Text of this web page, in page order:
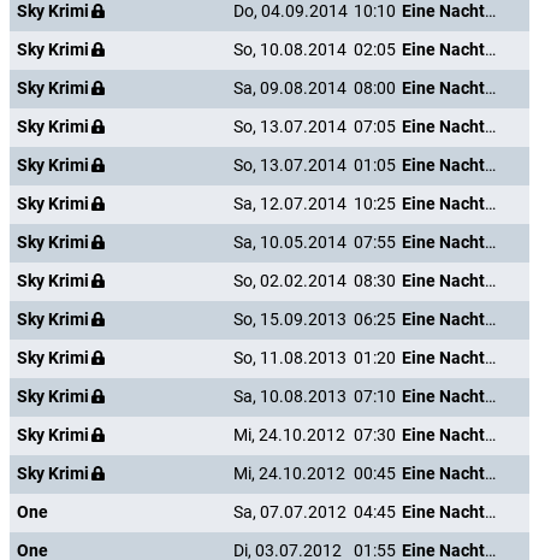
Sky Krimi
Do, 04.09.2014 10:10
Eine Nacht im Grandhotel
Sky Krimi
So, 10.08.2014 02:05
Eine Nacht im Grandhotel
Sky Krimi
Sa, 09.08.2014 08:00
Eine Nacht im Grandhotel
Sky Krimi
So, 13.07.2014 07:05
Eine Nacht im Grandhotel
Sky Krimi
So, 13.07.2014 01:05
Eine Nacht im Grandhotel
Sky Krimi
Sa, 12.07.2014 10:25
Eine Nacht im Grandhotel
Sky Krimi
Sa, 10.05.2014 07:55
Eine Nacht im Grandhotel
Sky Krimi
So, 02.02.2014 08:30
Eine Nacht im Grandhotel
Sky Krimi
So, 15.09.2013 06:25
Eine Nacht im Grandhotel
Sky Krimi
So, 11.08.2013 01:20
Eine Nacht im Grandhotel
Sky Krimi
Sa, 10.08.2013 07:10
Eine Nacht im Grandhotel
Sky Krimi
Mi, 24.10.2012 07:30
Eine Nacht im Grandhotel
Sky Krimi
Mi, 24.10.2012 00:45
Eine Nacht im Grandhotel
One
Sa, 07.07.2012 04:45
Eine Nacht im Grandhotel
One
Di, 03.07.2012 01:55 Eine Nacht im Grandhotel